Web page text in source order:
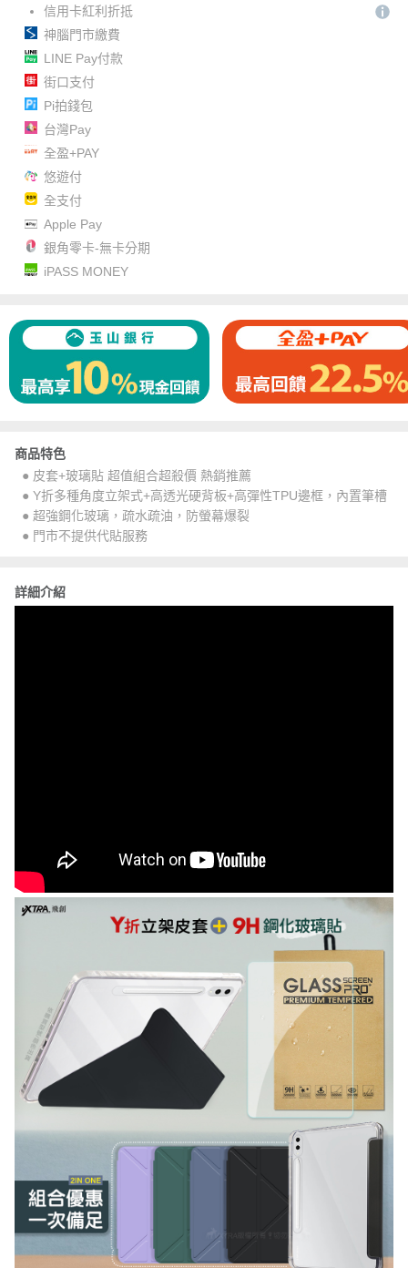
信用卡紅利折抵
神腦門市繳費
LINE Pay付款
街口支付
Pi拍錢包
台灣Pay
全盈+PAY
悠遊付
全支付
Apple Pay
銀角零卡-無卡分期
iPASS MONEY
商品特色
● 皮套+玻璃貼 超值組合超殺價 熱銷推薦
● Y折多種角度立架式+高透光硬背板+高彈性TPU邊框，內置筆槽
● 超強鋼化玻璃，疏水疏油，防螢幕爆裂
● 門市不提供代貼服務
詳細介紹